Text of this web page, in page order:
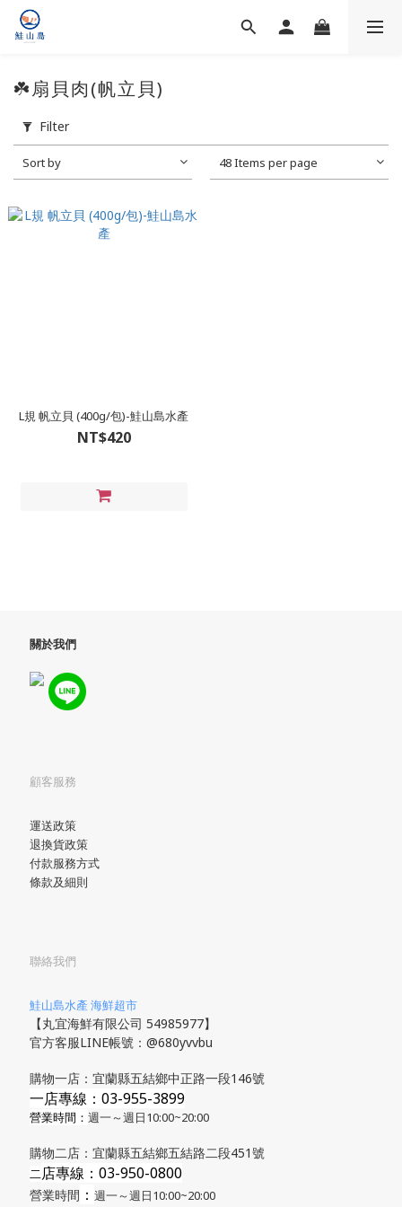
☘️扇貝肉(帆立貝)
Filter
Sort by 48 Items per page
L規 帆立貝 (400g/包)-鮭山島水產
NT$420
關於我們
顧客服務
運送政策
退換貨政策
付款服務方式
條款及細則
聯絡我們
鮭山島水產 海鮮超市
【丸宜海鮮有限公司 54985977】
官方客服LINE帳號：@680yvvbu
購物一店：宜蘭縣五結鄉中正路一段146號
一店專線：03-955-3899
營業時間： 週一～週日10:00~20:00
購物二店：宜蘭縣五結鄉五結路二段451號
​二店專線 ：03-950-0800
營業時間 ： 週一～週日10:00~20:00